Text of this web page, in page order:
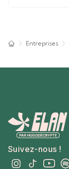
Entreprises
Suivez-nous !